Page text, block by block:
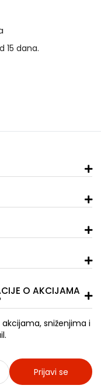
15 dana.
O AKCIJAMA
sniženjima i
Prijavi se